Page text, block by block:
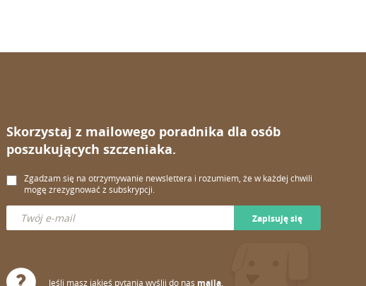
Skorzystaj z mailowego poradnika dla osób
poszukujących szczeniaka.
Zgadzam się na otrzymywanie newslettera i rozumiem, że w każdej chwili
mogę zrezygnować z subskrypcji.
Zapisuję się
Jeśli masz jakieś pytania wyślij do nas maila.